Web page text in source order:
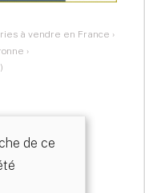
à vendre en France ›
›
de ce